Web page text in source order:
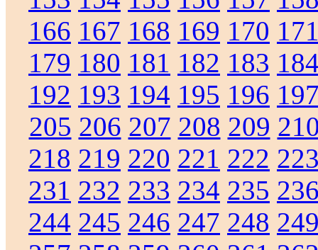
166 167 168 169 170
179 180 181 182 183
192 193 194 195 196
205 206 207 208 209
218 219 220 221 222
231 232 233 234 235
244 245 246 247 248